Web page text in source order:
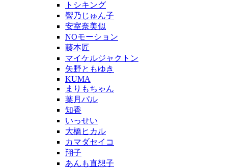
トシキング
響乃じゅん子
安室奈美似
NOモーション
藤本匠
マイケルジャクトン
矢野ともゆき
KUMA
まりもちゃん
葉月パル
知香
いっせい
大橋ヒカル
カマダセイコ
翔子
あんも直想子